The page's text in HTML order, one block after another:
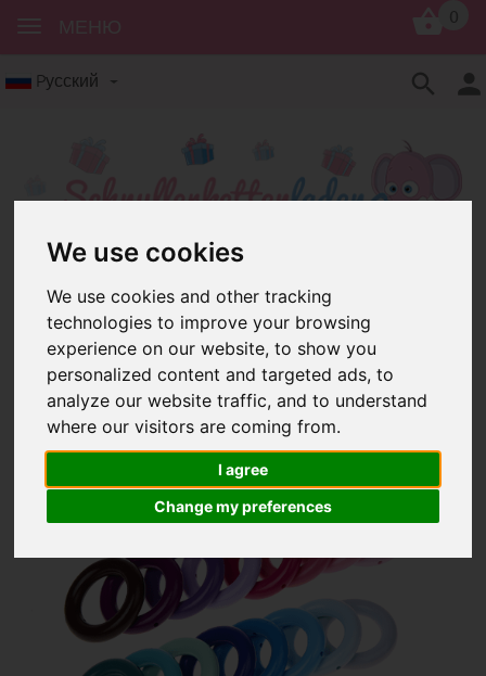
We use cookies
We use cookies and other tracking
technologies to improve your browsing
experience on our website, to show you
personalized content and targeted ads, to
analyze our website traffic, and to understand
where our visitors are coming from.
I agree
Change my preferences
Pусский
Кольца Кольцо 50 мм
Кольцо 50 мм